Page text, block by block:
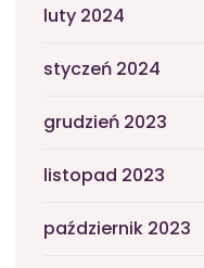
luty 2024
styczeń 2024
grudzień 2023
listopad 2023
październik 2023